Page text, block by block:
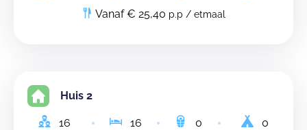
Vanaf € 25,40 p.p / etmaal
Huis 2
16 16 0
0